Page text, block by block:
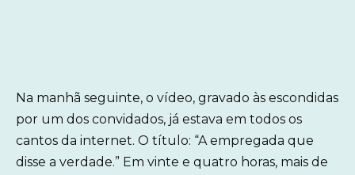
Na manhã seguinte, o vídeo, gravado às escondidas
por um dos convidados, já estava em todos os
cantos da internet. O título: “A empregada que
disse a verdade.” Em vinte e quatro horas, mais de